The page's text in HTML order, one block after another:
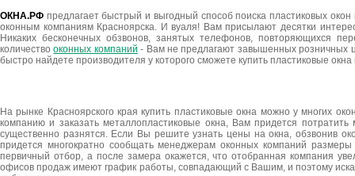
ОКНА.РФ предлагает быстрый и выгодный способ поиска пластиковых
оконным компаниям Красноярска. И вуаля! Вам присылают десятки
Никаких бесконечных обзвонов, занятых телефонов, повторяющихся
количествооконных компаний - Вам не предлагают завышенных розничных
быстро найдете производителя у которого сможете купить пластиковые
На рынке Красноярского края купить пластиковые окна можно у многих
компанию и заказать металлопластиковые окна, Вам придется
существенно разнятся. Если Вы решите узнать цены на окна, обзвонив
придется многократно сообщать менеджерам оконных компаний
первичный отбор, а после замера окажется, что отобранная компания
офисов продаж имеют график работы, совпадающий с Вашим, и поэтому